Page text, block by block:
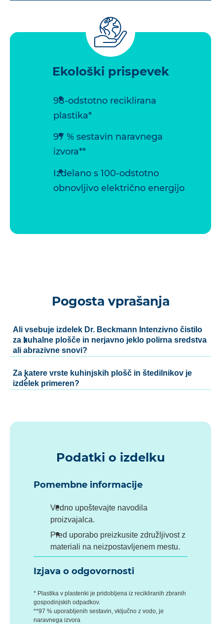
Ekološki prispevek
98-odstotno reciklirana
plastika*
97 % sestavin naravnega
izvora**
Izdelano s 100-odstotno
obnovljivo električno energijo
Pogosta vprašanja
Ali vsebuje izdelek Dr. Beckmann Intenzivno čistilo
za kuhalne plošče in nerjavno jeklo polirna sredstva
ali abrazivne snovi?
Za katere vrste kuhinjskih plošč in štedilnikov je
izdelek primeren?
Podatki o izdelku
Pomembne informacije
Vedno upoštevajte navodila
proizvajalca.
Pred uporabo preizkusite združljivost z
materiali na neizpostavljenem mestu.
Izjava o odgovornosti
* Plastika v plastenki je pridobljena iz recikliranih zbranih
gospodinjskih odpadkov.
**97 % uporabljenih sestavin, vključno z vodo, je
naravnega izvora